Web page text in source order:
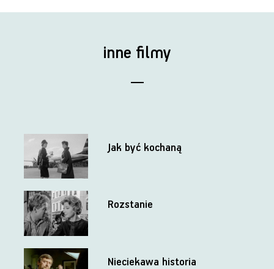
inne filmy
Jak być kochaną
Rozstanie
Nieciekawa historia